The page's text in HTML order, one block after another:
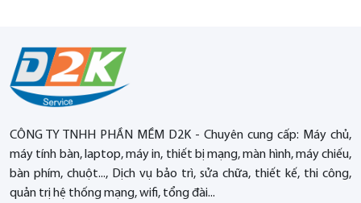
CÔNG TY TNHH PHẦN MỀM D2K - Chuyên cung cấp: Máy chủ,
máy tính bàn, laptop, máy in, thiết bị mạng, màn hình, máy chiếu,
bàn phím, chuột..., Dịch vụ bảo trì, sửa chữa, thiết kế, thi công,
quản trị hệ thống mạng, wifi, tổng đài...